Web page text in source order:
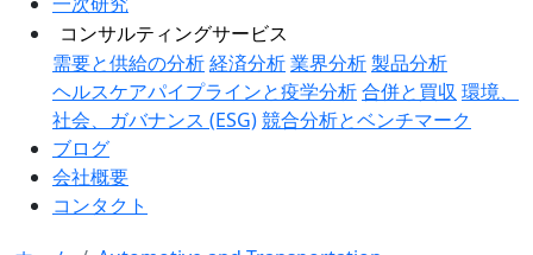
コンサルティングサービス
需要と供給の分析経済分析業界分析製品分析
ヘルスケアパイプラインと疫学分析合併と買収 環境、
社会、ガバナンス (ESG)競合分析とベンチマーク
ブログ
会社概要
コンタクト